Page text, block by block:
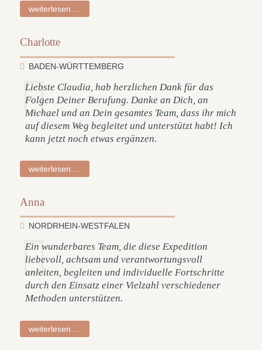
weiterlesen …
Charlotte
BADEN-WÜRTTEMBERG
Liebste Claudia, hab herzlichen Dank für das
Folgen Deiner Berufung. Danke an Dich, an
Michael und an Dein gesamtes Team, dass ihr mich
auf diesem Weg begleitet und unterstützt habt! Ich
kann jetzt noch etwas ergänzen.
weiterlesen …
Anna
NORDRHEIN-WESTFALEN
Ein wunderbares Team, die diese Expedition
liebevoll, achtsam und verantwortungsvoll
anleiten, begleiten und individuelle Fortschritte
durch den Einsatz einer Vielzahl verschiedener
Methoden unterstützen.
weiterlesen …